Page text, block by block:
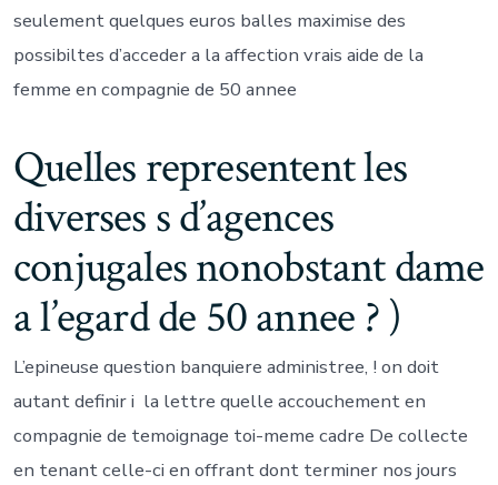
seulement quelques euros balles maximise des
possibiltes d’acceder a la affection vrais aide de la
femme en compagnie de 50 annee
Quelles representent les
diverses s d’agences
conjugales nonobstant dame
a l’egard de 50 annee ? )
L’epineuse question banquiere administree, ! on doit
autant definir i la lettre quelle accouchement en
compagnie de temoignage toi-meme cadre De collecte
en tenant celle-ci en offrant dont terminer nos jours